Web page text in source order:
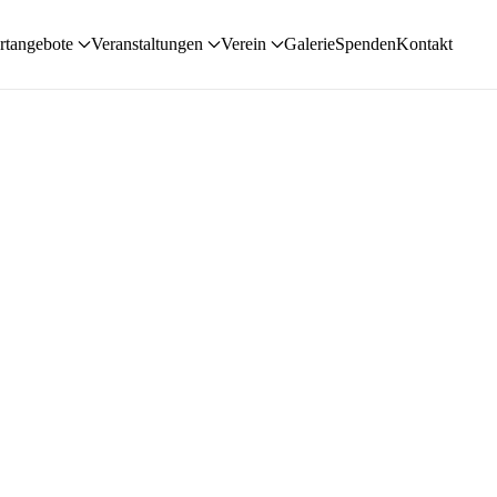
Veranstaltungen Verein GalerieSpendenKontakt